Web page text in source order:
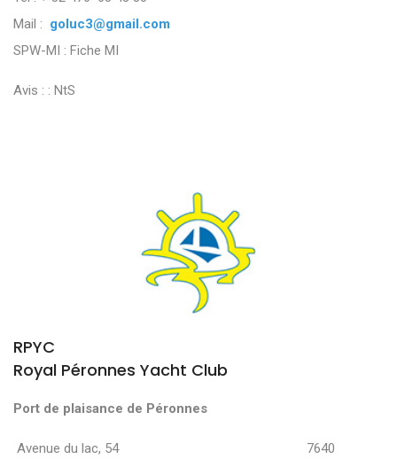
Mail : goluc3@gmail.com
SPW-MI : Fiche MI
Avis : : NtS
RPYC
Royal Péronnes Yacht Club
Port de plaisance de Péronnes
Avenue du lac, 54 7640